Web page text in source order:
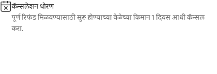
कॅन्सलेशन धोरण
पूर्ण रिफंड मिळवण्यासाठी सुरू होण्याच्या वेळेच्या किमान 1 दिवस आधी कॅन्सल
करा.